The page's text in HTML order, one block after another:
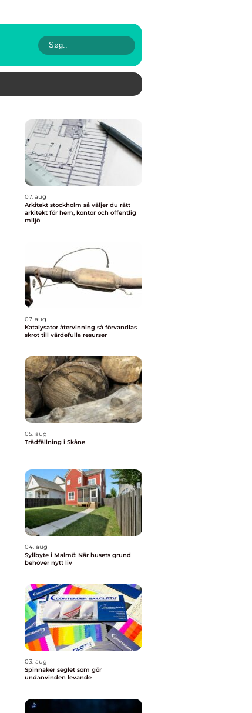
07. aug
Arkitekt stockholm så väljer du rätt
arkitekt för hem, kontor och offentlig
miljö
07. aug
Katalysator återvinning så förvandlas
skrot till värdefulla resurser
05. aug
Trädfällning i Skåne
04. aug
Syllbyte i Malmö: När husets grund
behöver nytt liv
03. aug
Spinnaker seglet som gör
undanvinden levande